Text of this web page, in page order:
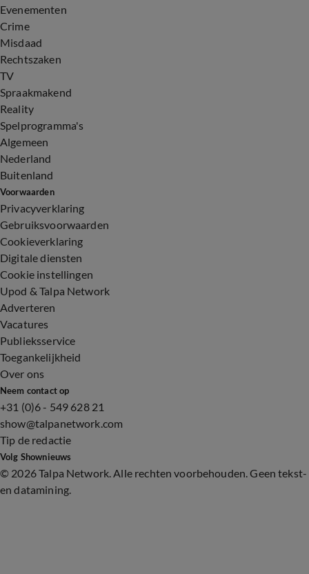
Evenementen
Crime
Misdaad
Rechtszaken
TV
Spraakmakend
Reality
Spelprogramma's
Algemeen
Nederland
Buitenland
Voorwaarden
Privacyverklaring
Gebruiksvoorwaarden
Cookieverklaring
Digitale diensten
Cookie instellingen
Upod & Talpa Network
Adverteren
Vacatures
Publieksservice
Toegankelijkheid
Over ons
Neem contact op
+31 (0)6 - 549 628 21
show@talpanetwork.com
Tip de redactie
Volg Shownieuws
© 2026 Talpa Network. Alle rechten voorbehouden. Geen tekst-
en datamining.